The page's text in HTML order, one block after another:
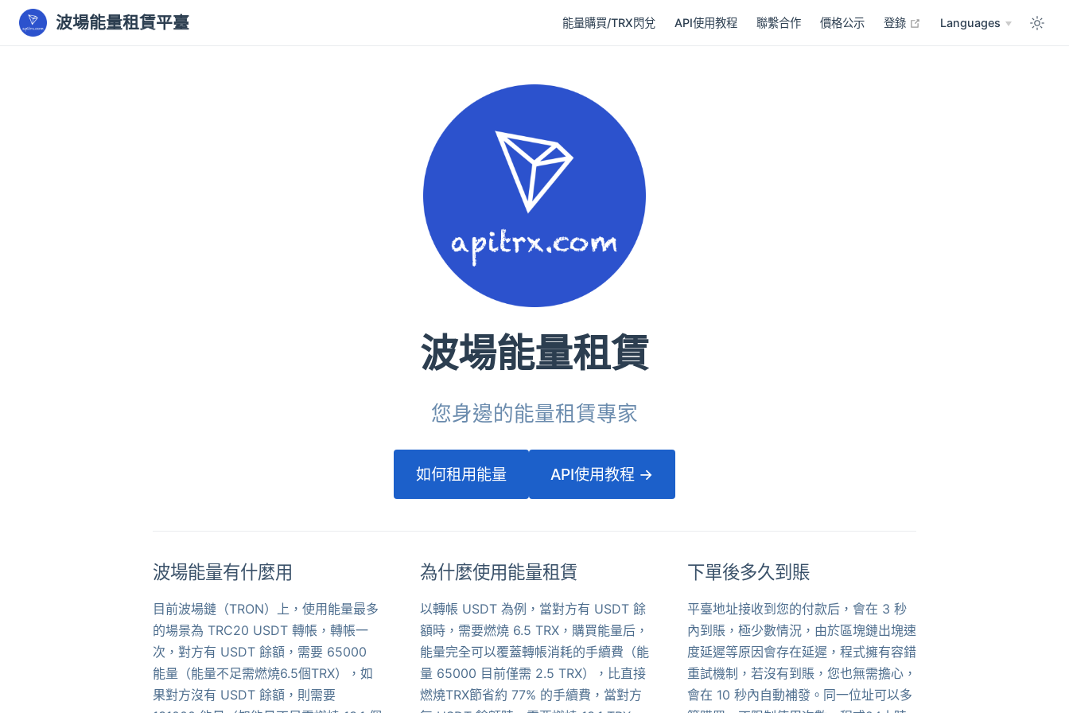
波場能量租賃平臺 能量購買/TRX閃兌 API使用教程 聯繫合作 價格公示 登錄 open in new window
Languages
波場能量租賃
您身邊的能量租賃專家
如何租用能量 API使用教程 →
波場能量有什麼用
目前波場鏈（TRON）上，使用能量最多
的場景為 TRC20 USDT 轉帳，轉帳一
次，對方有 USDT 餘額，需要 65000
能量（能量不足需燃燒6.5個TRX），如
果對方沒有 USDT 餘額，則需要
為什麼使用能量租賃
以轉帳 USDT 為例，當對方有 USDT 餘
額時，需要燃燒 6.5 TRX，購買能量后，
能量完全可以覆蓋轉帳消耗的手續費（能
量 65000 目前僅需 2.5 TRX），比直接
燃燒TRX節省約 77% 的手續費，當對方
下單後多久到賬
平臺地址接收到您的付款后，會在 3 秒
內到賬，極少數情況，由於區塊鏈出塊速
度延遲等原因會存在延遲，程式擁有容錯
重試機制，若沒有到賬，您也無需擔心，
會在 10 秒內自動補發。同一位址可以多